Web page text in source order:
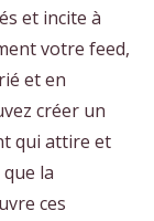
et incite à
votre feed,
et en
créer un
qui attire et
la
ces